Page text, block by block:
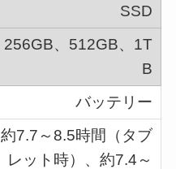
SSD
256GB、512GB、 1T
B
バッテリー
約7.7～8.5時間（タブ
レット時）、約7.4～